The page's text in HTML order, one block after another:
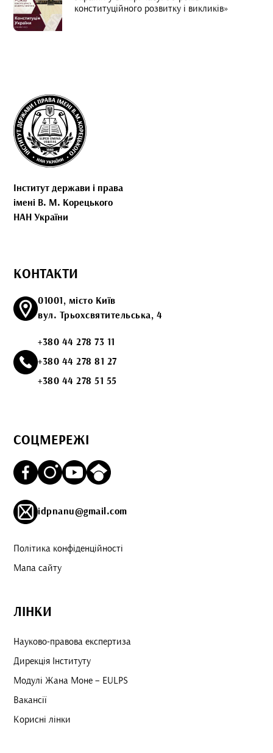
конституційного розвитку і викликів»
Інститут держави і права
імені В. М. Корецького
НАН України
КОНТАКТИ
01001, місто Київ
вул. Трьохсвятительська, 4
+380 44 278 73 11
+380 44 278 81 27
+380 44 278 51 55
СОЦМЕРЕЖІ
idpnanu@gmail.com
Політика конфіденційності
Мапа сайту
ЛІНКИ
Науково-правова експертиза
Дирекція Інституту
Модулі Жана Моне – EULPS
Вакансії
Корисні лінки